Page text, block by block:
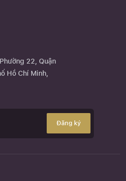
22, Quận
Hồ Chí Minh,
Đăng ký